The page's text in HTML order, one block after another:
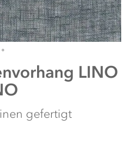
LINO
gefertigt